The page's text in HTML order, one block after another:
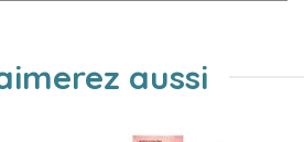
aussi